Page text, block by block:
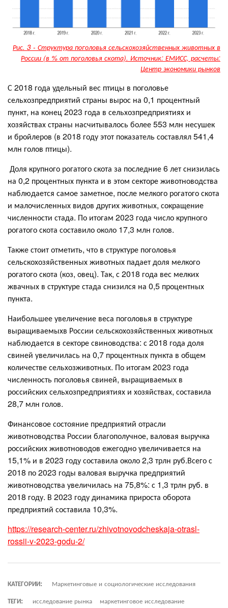
Рис. 3 - Структура поголовья сельскохозяйственных животных в
России (в % от поголовья скота). Источник: ЕМИСС, расчеты:
Центр экономики рынков
С 2018 года удельный вес птицы в поголовье
сельхозпредприятий страны вырос на 0,1 процентный
пункт, на конец 2023 года в сельхозпредприятиях и
хозяйствах страны насчитывалось более 553 млн несушек
и бройлеров (в 2018 году этот показатель составлял 541,4
млн голов птицы).
Доля крупного рогатого скота за последние 6 лет снизилась
на 0,2 процентных пункта и в этом секторе животноводства
наблюдается самое заметное, после мелкого рогатого скота
и малочисленных видов других животных, сокращение
численности стада. По итогам 2023 года число крупного
рогатого скота составило около 17,3 млн голов.
Также стоит отметить, что в структуре поголовья
сельскохозяйственных животных падает доля мелкого
рогатого скота (коз, овец). Так, с 2018 года вес мелких
жвачных в структуре стада снизился на 0,5 процентных
пункта.
Наибольшее увеличение веса поголовья в структуре
выращиваемыхв России сельскохозяйственных животных
наблюдается в секторе свиноводства: с 2018 года доля
свиней увеличилась на 0,7 процентных пункта в общем
количестве сельхозживотных. По итогам 2023 года
численность поголовья свиней, выращиваемых в
российских сельхозпредприятиях и хозяйствах, составила
28,7 млн голов.
Финансовое состояние предприятий отрасли
животноводства России благополучное, валовая выручка
российских животноводов ежегодно увеличивается на
15,1% и в 2023 году составила около 2,3 трлн руб.Всего с
2018 по 2023 годы валовая выручка предприятий
животноводства увеличилась на 75,8%: с 1,3 трлн руб. в
2018 году. В 2023 году динамика прироста оборота
предприятий составила 10,3%.
https://research-center.ru/zhivotnovodcheskaja-otrasl-
rossii-v-2023-godu-2/
КАТЕГОРИИ:
Маркетинговые и социологические исследования
ТЕГИ:
исследование рынка
маркетинговое исследование